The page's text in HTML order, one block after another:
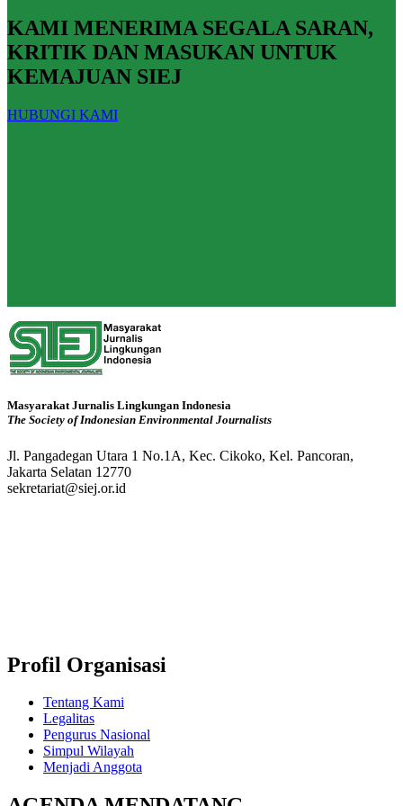
KAMI MENERIMA SEGALA SARAN,
KRITIK DAN MASUKAN UNTUK
KEMAJUAN SIEJ
HUBUNGI KAMI
Masyarakat Jurnalis Lingkungan Indonesia
The Society of Indonesian Environmental Journalists
Jl. Pangadegan Utara 1 No.1A, Kec. Cikoko, Kel. Pancoran,
Jakarta Selatan 12770
sekretariat@siej.or.id
Profil Organisasi
Tentang Kami
Legalitas
Pengurus Nasional
Simpul Wilayah
Menjadi Anggota